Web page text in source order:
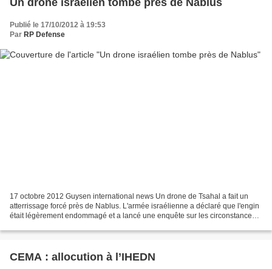
Publié le 17/10/2012 à 19:53
Par RP Defense
17 octobre 2012 Guysen international news Un drone de Tsahal a fait un
atterrissage forcé près de Nablus. L'armée israélienne a déclaré que l'engin
était légèrement endommagé et a lancé une enquête sur les circonstances
CEMA : allocution à l’IHEDN